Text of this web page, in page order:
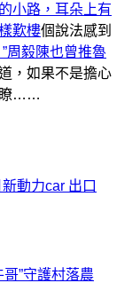
小路，耳朵上有
歎樓個說法感到
周毅陳也曾推魯
，如果不是擔心
瞭……
動力car 出口
”守護村落農